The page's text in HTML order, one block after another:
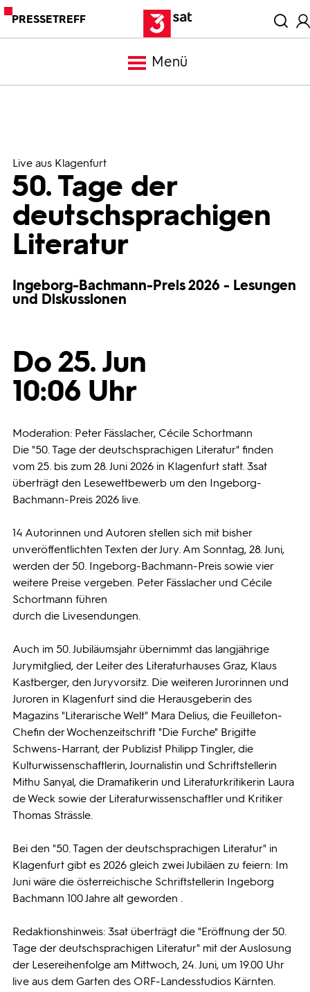
PRESSETREFF
Menü
Mediathek
Bilder
Live aus Klagenfurt
50. Tage der
deutschsprachigen
Literatur
Ingeborg-Bachmann-Preis 2026 - Lesungen
und Diskussionen
Do 25. Jun
10:06 Uhr
Moderation: Peter Fässlacher, Cécile Schortmann
Die "50. Tage der deutschsprachigen Literatur" finden
vom 25. bis zum 28. Juni 2026 in Klagenfurt statt. 3sat
überträgt den Lesewettbewerb um den Ingeborg-
Bachmann-Preis 2026 live.
14 Autorinnen und Autoren stellen sich mit bisher
unveröffentlichten Texten der Jury. Am Sonntag, 28. Juni,
werden der 50. Ingeborg-Bachmann-Preis sowie vier
weitere Preise vergeben. Peter Fässlacher und Cécile
Schortmann führen
durch die Livesendungen.
Auch im 50. Jubiläumsjahr übernimmt das langjährige
Jurymitglied, der Leiter des Literaturhauses Graz, Klaus
Kastberger, den Juryvorsitz. Die weiteren Jurorinnen und
Juroren in Klagenfurt sind die Herausgeberin des
Magazins "Literarische Welt" Mara Delius, die Feuilleton-
Chefin der Wochenzeitschrift "Die Furche" Brigitte
Schwens-Harrant, der Publizist Philipp Tingler, die
Kulturwissenschaftlerin, Journalistin und Schriftstellerin
Mithu Sanyal, die Dramatikerin und Literaturkritikerin Laura
de Weck sowie der Literaturwissenschaftler und Kritiker
Thomas Strässle.
Bei den "50. Tagen der deutschsprachigen Literatur" in
Klagenfurt gibt es 2026 gleich zwei Jubiläen zu feiern: Im
Juni wäre die österreichische Schriftstellerin Ingeborg
Bachmann 100 Jahre alt geworden .
Redaktionshinweis: 3sat überträgt die "Eröffnung der 50.
Tage der deutschsprachigen Literatur" mit der Auslosung
der Lesereihenfolge am Mittwoch, 24. Juni, um 19.00 Uhr
live aus dem Garten des ORF-Landesstudios Kärnten.